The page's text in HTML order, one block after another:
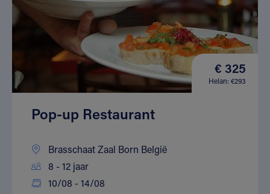
€ 325
Helan: €293
Pop-up Restaurant
Brasschaat Zaal Born België
8 - 12 jaar
10/08 - 14/08